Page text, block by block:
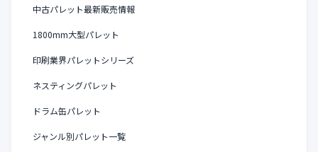
中古パレット最新販売情報
1800mm大型パレット
印刷業界パレットシリーズ
ネスティングパレット
ドラム缶パレット
ジャンル別パレット一覧